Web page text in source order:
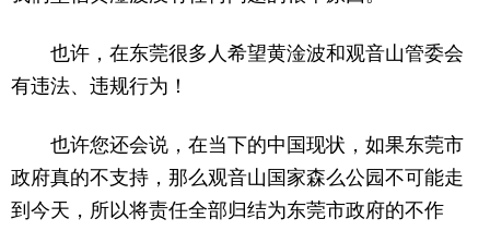
也许，在东莞很多人希望黄淦波和观音山管委会
有违法、违规行为！
也许您还会说，在当下的中国现状，如果东莞市
政府真的不支持，那么观音山国家森么公园不可能走
到今天，所以将责任全部归结为东莞市政府的不作